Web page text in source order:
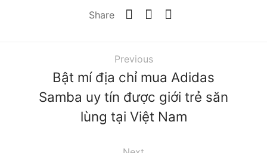
Share
Previous
Bật mí địa chỉ mua Adidas
Samba uy tín được giới trẻ săn
lùng tại Việt Nam